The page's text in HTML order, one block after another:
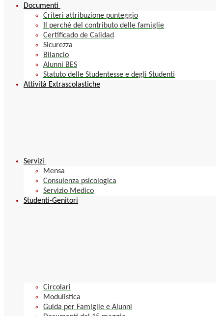
Documenti
Criteri attribuzione punteggio
Il perché del contributo delle famiglie
Certificado de Calidad
Sicurezza
Bilancio
Alunni BES
Statuto delle Studentesse e degli Studenti
Attività Extrascolastiche
Servizi
Mensa
Consulenza psicologica
Servizio Medico
Studenti-Genitori
Circolari
Modulistica
Guida per Famiglie e Alunni